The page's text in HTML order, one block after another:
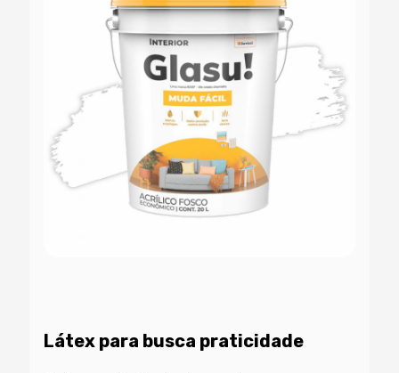
Látex para busca praticidade